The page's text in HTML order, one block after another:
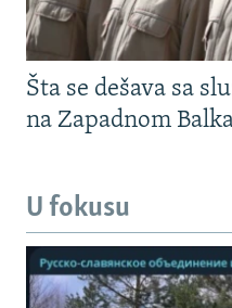
Šta se dešava sa
na Zapadnom
U fokusu